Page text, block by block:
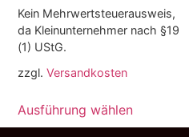
Kein Mehrwertsteuerausweis,
da Kleinunternehmer nach §19
(1) UStG.
zzgl. Versandkosten
Ausführung wählen